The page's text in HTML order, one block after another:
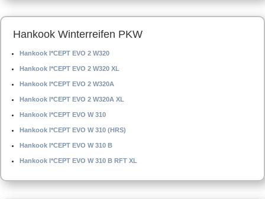
Hankook Winterreifen PKW
Hankook I*CEPT EVO 2 W320
Hankook I*CEPT EVO 2 W320 XL
Hankook I*CEPT EVO 2 W320A
Hankook I*CEPT EVO 2 W320A XL
Hankook I*CEPT EVO W 310
Hankook I*CEPT EVO W 310 (HRS)
Hankook I*CEPT EVO W 310 B
Hankook I*CEPT EVO W 310 B RFT XL